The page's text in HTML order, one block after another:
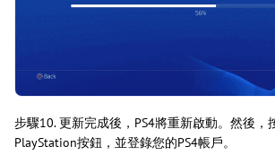
步驟10. 更新完成後，PS4將重新啟動。然後，
PlayStation按鈕，並登錄您的PS4帳戶。